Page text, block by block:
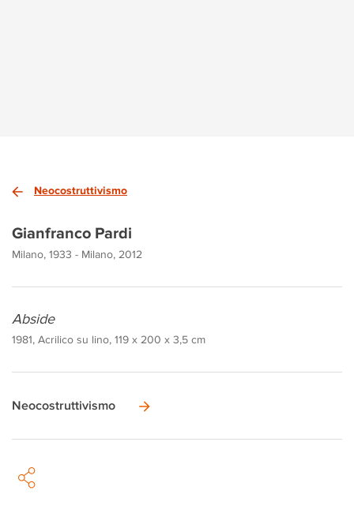
Neocostruttivismo
Gianfranco Pardi
Milano, 1933 - Milano, 2012
Abside
1981, Acrilico su lino, 119 x 200 x 3,5 cm
Neocostruttivismo